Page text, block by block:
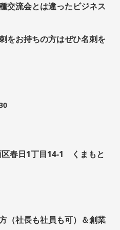
交流会とは違ったビジネス
をお持ちの方はぜひ名刺を
区春日1丁目14-1 くまもと
（社長も社員も可）＆創業